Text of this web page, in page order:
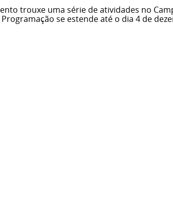
trouxe uma série de atividades no
se estende até o dia 4 de